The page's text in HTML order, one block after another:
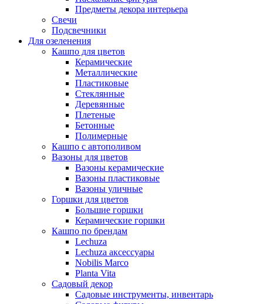
Предметы декора интерьера
Свечи
Подсвечники
Для озеленения
Кашпо для цветов
Керамические
Металлические
Пластиковые
Стеклянные
Деревянные
Плетеные
Бетонные
Полимерные
Кашпо с автополивом
Вазоны для цветов
Вазоны керамические
Вазоны пластиковые
Вазоны уличные
Горшки для цветов
Большие горшки
Керамические горшки
Кашпо по брендам
Lechuza
Lechuza аксессуары
Nobilis Marco
Planta Vita
Садовый декор
Садовые инструменты, инвентарь